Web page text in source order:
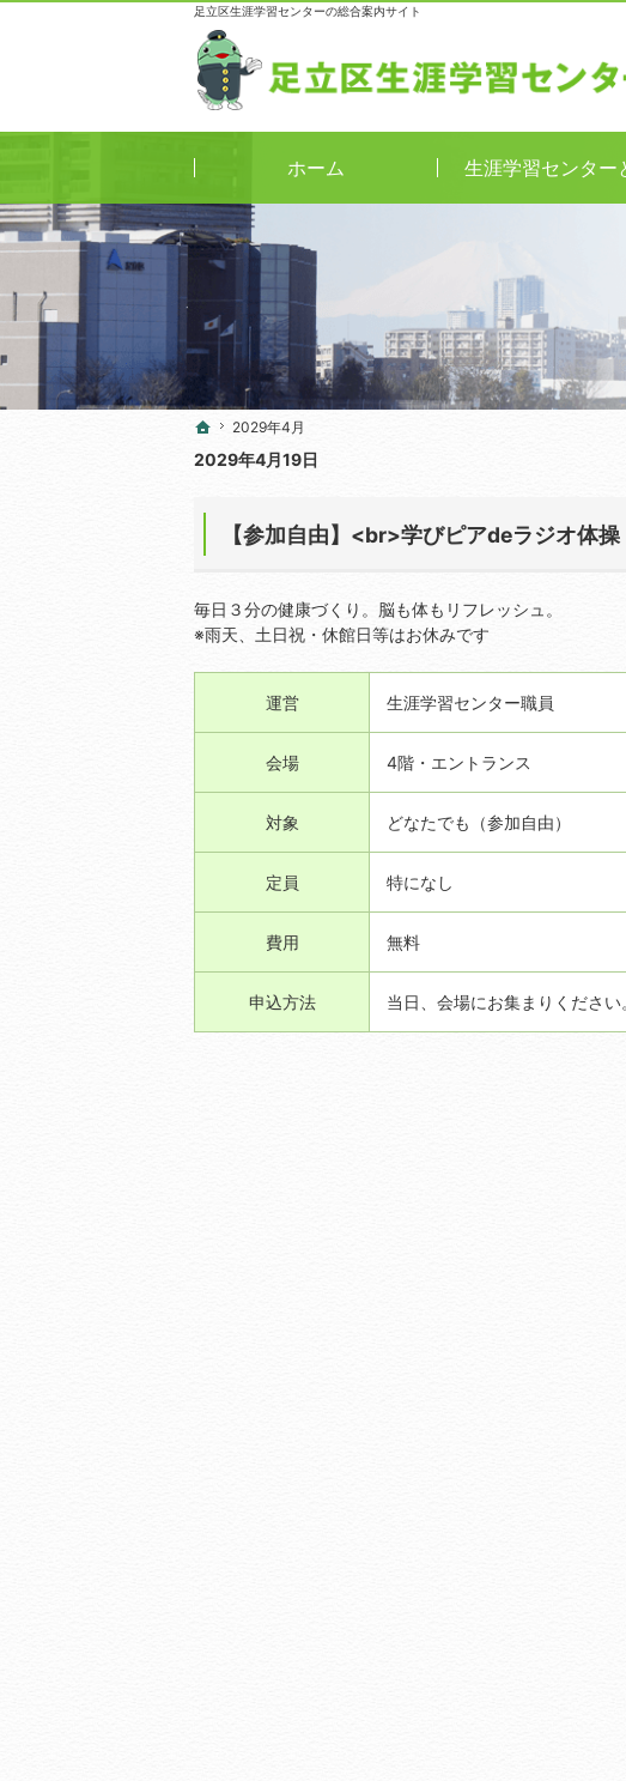
足立区生涯学習センターの総合案内サイト
ホーム
2029年4月
2029年4月19日
【参加自由】<br>学びピアdeラジオ体操
毎日３分の健康づくり。脳も体もリフレッシュ。
※雨天、土日祝・休館日等はお休みです
運営 生涯学習センター職員
会場 4階・エントランス
対象 どなたでも（参加自由）
定員 特になし
費用 無料
申込方法 当日、会場にお集まりください
ホーム
2029年4月
ホーム 生涯学習センター